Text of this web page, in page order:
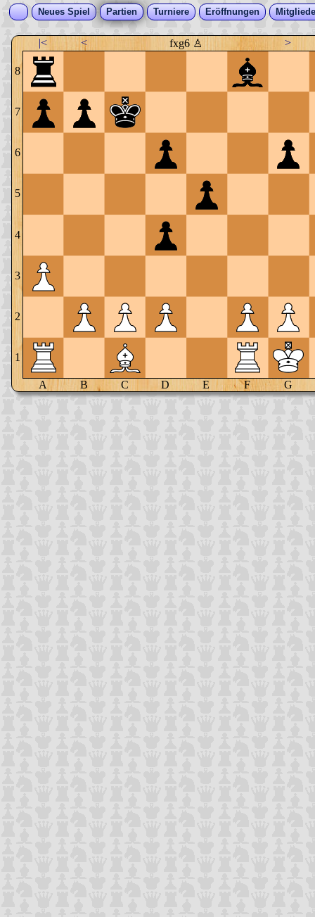
Neues Spiel Partien Turniere Eröffnungen
|< < fxg6 ♙ >
8
7
6
5
4
3
2
1
A B C D E F G